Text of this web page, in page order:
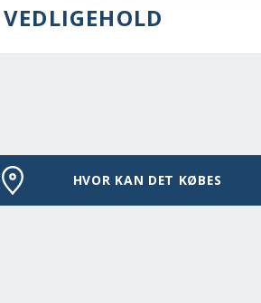
VEDLIGEHOLD
HVOR KAN DET KØBES